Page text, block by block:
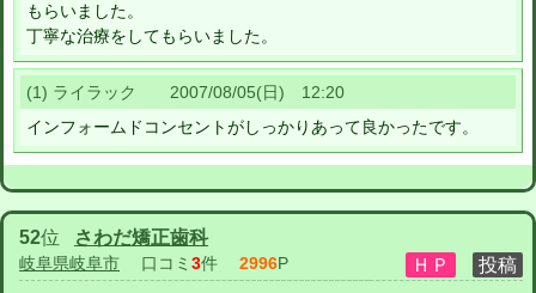
もらいました。
丁寧な治療をしてもらいました。
(1) ライラック 2007/08/05(日) 12:20
インフォームドコンセントがしっかりあって良かったです。
52位 さわだ矯正歯科
岐阜県岐阜市 口コミ 3件 2996P